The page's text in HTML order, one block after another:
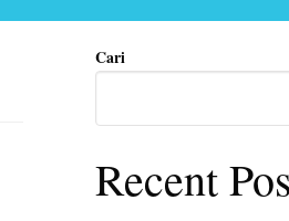
Cari
Recent